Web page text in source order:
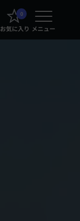
0
お気に入り メニュー